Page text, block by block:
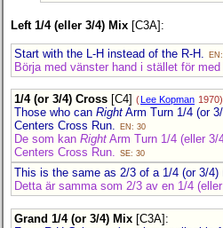
Left 1/4 (eller 3/4) Mix [C3A]:
Start with the L-H instead of the R-H.
Börja med vänster hand i stället för med
1/4 (or 3/4) Cross [C4] ( Lee Kopman 1970)
Those who can Right Arm Turn 1/4 (or
Centers Cross Run.
EN: 30
De som kan Right Arm Turn 1/4 (eller 3/
Centers Cross Run. SE: 30
This is the same as 2/3 of a 1/4 (or 3/4)
Detta är samma som 2/3 av en 1/4
Grand 1/4 (or 3/4) Mix [C3A]: